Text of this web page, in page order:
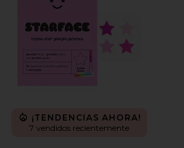
¡TENDENCIAS AHORA!
7 vendidos recientemente